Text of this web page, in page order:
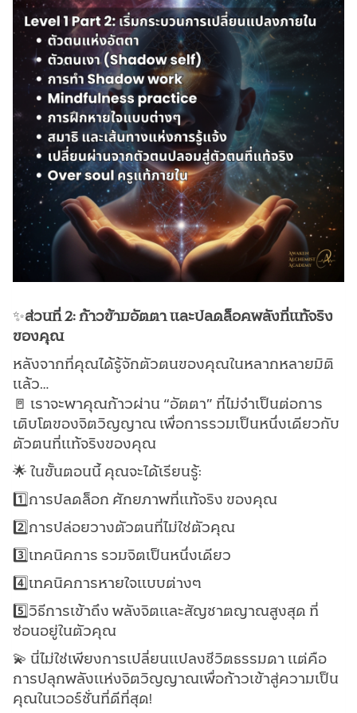
✨ส่วนที่ 2: ก้าวข้ามอัตตา และปลดล็อคพลังที่แท้จริง
ของคุณ
หลังจากที่คุณได้รู้จักตัวตนของคุณในหลากหลายมิติ
แล้ว…
🚪 เราจะพาคุณก้าวผ่าน “อัตตา” ที่ไม่จำเป็นต่อการ
เติบโตของจิตวิญญาณ เพื่อการรวมเป็นหนึ่งเดียวกับ
ตัวตนที่แท้จริงของคุณ
🌟 ในขั้นตอนนี้ คุณจะได้เรียนรู้:
1️⃣การปลดล็อก ศักยภาพที่แท้จริง ของคุณ
2️⃣การปล่อยวางตัวตนที่ไม่ใช่ตัวคุณ
3️⃣เทคนิคการ รวมจิตเป็นหนึ่งเดียว
4️⃣เทคนิคการหายใจแบบต่างๆ
5️⃣วิธีการเข้าถึง พลังจิตและสัญชาตญาณสูงสุด ที่
ซ่อนอยู่ในตัวคุณ
💫 นี่ไม่ใช่เพียงการเปลี่ยนแปลงชีวิตธรรมดา แต่คือ
การปลุกพลังแห่งจิตวิญญาณเพื่อก้าวเข้าสู่ความเป็น
คุณในเวอร์ชั่นที่ดีที่สุด!